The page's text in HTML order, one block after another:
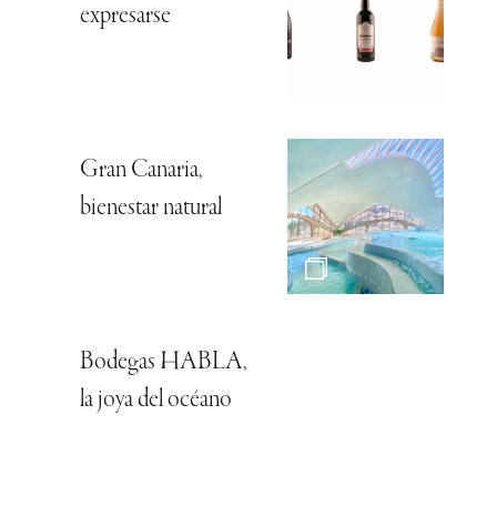
expresarse
Gran Canaria,
bienestar natural
Bodegas HABLA,
la joya del océano